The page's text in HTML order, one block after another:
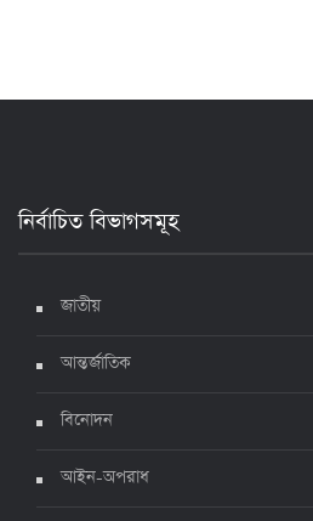
নির্বাচিত বিভাগসমূহ
জাতীয়
আন্তর্জাতিক
বিনোদন
আইন-অপরাধ